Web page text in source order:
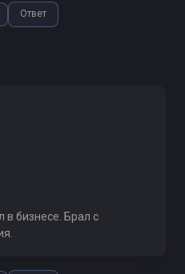
Ответ
в бизнесе. Брал с